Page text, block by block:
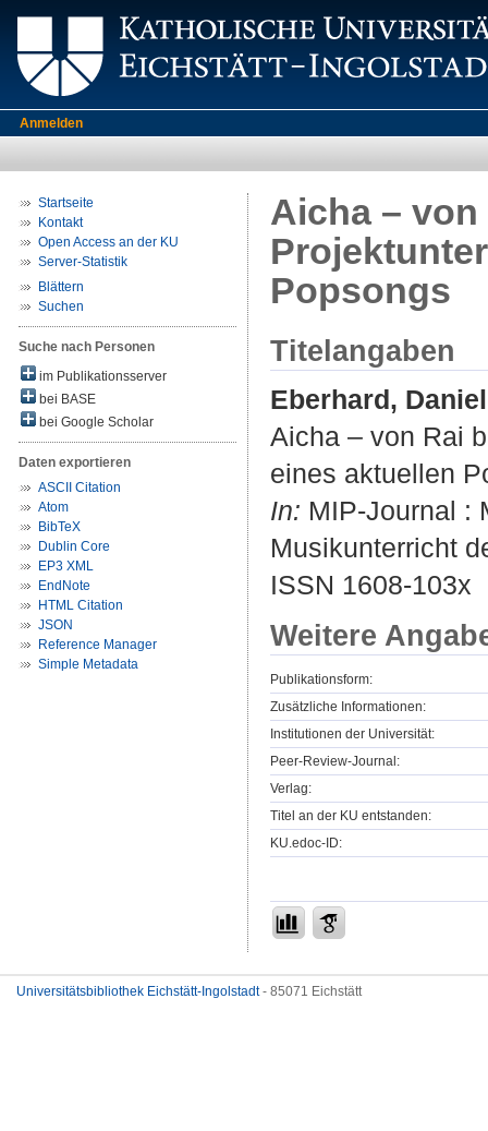
Anmelden
Startseite
Kontakt
Open Access an der KU
Server-Statistik
Blättern
Suchen
Suche nach Personen
im Publikationsserver
bei BASE
bei Google Scholar
Daten exportieren
ASCII Citation
Atom
BibTeX
Dublin Core
EP3 XML
EndNote
HTML Citation
JSON
Reference Manager
Simple Metadata
Aicha –
Popsongs
Titelangaben
Eberhard,
Aicha – von Rai
eines aktuellen
In: MIP-Journal :
Musikunterricht
ISSN 1608-103x
Weitere
Publikationsform:
Zusätzliche Informationen:
Institutionen der Universität:
Peer-Review-Journal:
Verlag:
Titel an der KU entstanden:
KU.edoc-ID:
Universitätsbibliothek Eichstätt-Ingolstadt- 85071 Eichstätt